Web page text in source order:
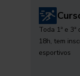
Toda 1ª e
18h, tem
esportivos